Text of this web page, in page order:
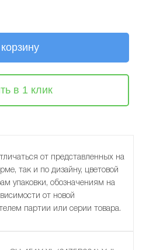
в 1 клик
от представленных на
так и по дизайну, цветовой
упаковки, обозначениям на
от новой
партии или серии товара.